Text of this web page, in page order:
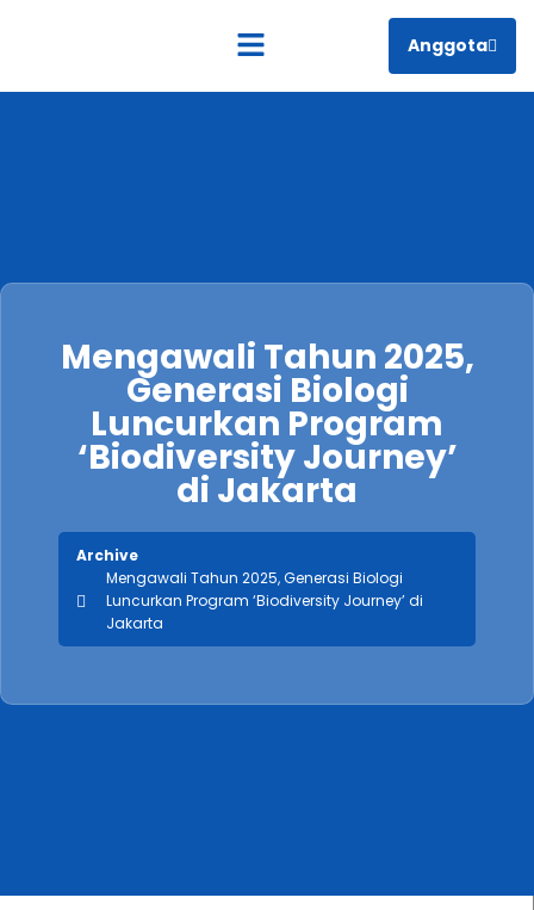
Anggota
Mengawali Tahun 2025,
Generasi Biologi
Luncurkan Program
‘Biodiversity Journey’
di Jakarta
Archive
Mengawali Tahun 2025, Generasi Biologi
Luncurkan Program ‘Biodiversity Journey’ di
Jakarta